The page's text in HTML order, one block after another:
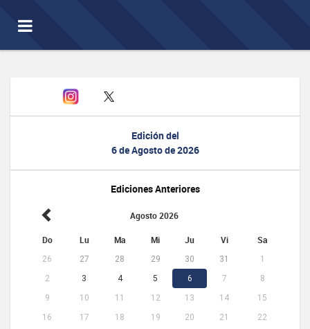
Toggle
navigation
Edición del
6 de Agosto de 2026
Ediciones Anteriores
Agosto 2026
Do Lu Ma Mi Ju Vi Sa
26 27 28 29 30 31
1
2
3 4 5 6 7
8
9
10 11 12 13 14
15
16
17 18 19 20 21
22